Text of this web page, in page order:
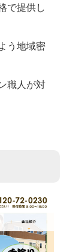
で提供し
う地域密
職人が対